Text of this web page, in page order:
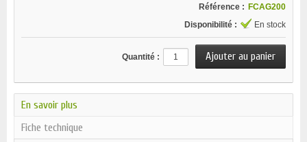
Référence : FCAG200
Disponibilité :
En stock
Quantité :
En savoir plus
Fiche technique